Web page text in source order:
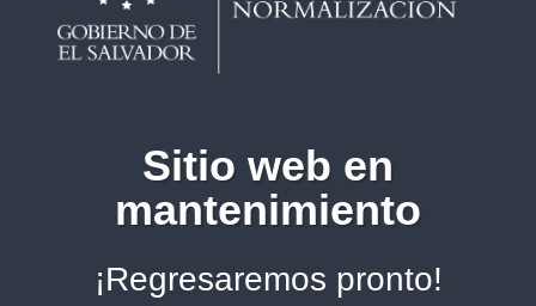
Sitio web en
mantenimiento
¡Regresaremos pronto!